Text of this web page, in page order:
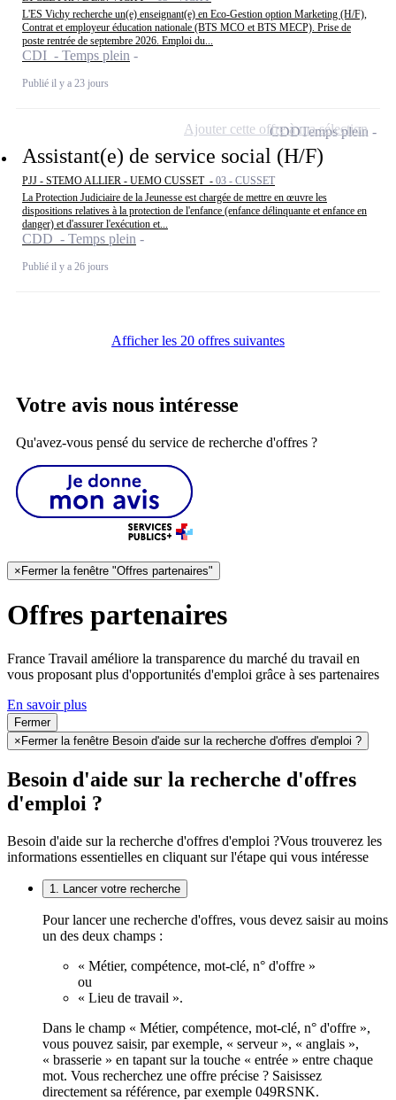
L'ES Vichy recherche un(e) enseignant(e) en Eco-Gestion option Marketing (H/F),
Contrat et employeur éducation nationale (BTS MCO et BTS MECP). Prise de
poste rentrée de septembre 2026. Emploi du...
CDI - Temps plein
Publié il y a 23 jours
Assistant(e) de service social (H/F)
PJJ - STEMO ALLIER - UEMO CUSSET - 03 - CUSSET
La Protection Judiciaire de la Jeunesse est chargée de mettre en œuvre les
dispositions relatives à la protection de l'enfance (enfance délinquante et enfance en
danger) et d'assurer l'exécution et...
CDD - Temps plein
Publié il y a 26 jours
CDDTemps plein
Ajouter cette offre à ma sélection
Afficher les 20 offres suivantes
Votre avis nous intéresse
Qu'avez-vous pensé du service de recherche d'offres ?
× Fermer la fenêtre "Offres partenaires"
Offres partenaires
France Travail améliore la transparence du marché du travail en
vous proposant plus d'opportunités d'emploi grâce à ses partenaires
En savoir plus
Fermer
× Fermer la fenêtre Besoin d'aide sur la recherche d'offres d'emploi ?
Besoin d'aide sur la recherche d'offres
d'emploi ?
Besoin d'aide sur la recherche d'offres d'emploi ?Vous trouverez les
informations essentielles en cliquant sur l'étape qui vous intéresse
1. Lancer votre recherche
Pour lancer une recherche d'offres, vous devez saisir au moins
un des deux champs :
« Métier, compétence, mot-clé, n° d'offre »
ou
« Lieu de travail ».
Dans le champ « Métier, compétence, mot-clé, n° d'offre »,
vous pouvez saisir, par exemple, « serveur », « anglais »,
« brasserie » en tapant sur la touche « entrée » entre chaque
mot. Vous recherchez une offre précise ? Saisissez
directement sa référence, par exemple 049RSNK.